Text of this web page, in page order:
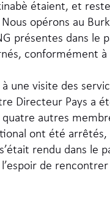
étaient, et
opérons au
présentes dans le
conformément à
une visite des
Directeur Pays a
autres
ont été
rendu dans le
l’espoir de